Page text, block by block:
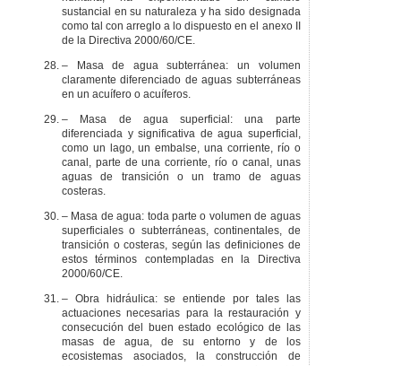
sustancial en su naturaleza y ha sido designada
como tal con arreglo a lo dispuesto en el anexo II
de la Directiva 2000/60/CE.
– Masa de agua subterránea: un volumen
claramente diferenciado de aguas subterráneas
en un acuífero o acuíferos.
– Masa de agua superficial: una parte
diferenciada y significativa de agua superficial,
como un lago, un embalse, una corriente, río o
canal, parte de una corriente, río o canal, unas
aguas de transición o un tramo de aguas
costeras.
– Masa de agua: toda parte o volumen de aguas
superficiales o subterráneas, continentales, de
transición o costeras, según las definiciones de
estos términos contempladas en la Directiva
2000/60/CE.
– Obra hidráulica: se entiende por tales las
actuaciones necesarias para la restauración y
consecución del buen estado ecológico de las
masas de agua, de su entorno y de los
ecosistemas asociados, la construcción de